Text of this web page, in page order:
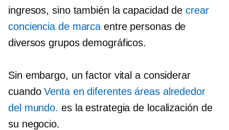
ingresos, sino también la capacidad decrear
conciencia de marca entre personas de
diversos grupos demográficos.
Sin embargo, un factor vital a considerar
cuandoVenta en diferentes áreas alrededor
del mundo. es la estrategia de localización de
su negocio.